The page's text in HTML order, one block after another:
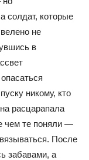
солдат, которые
не
в
никому, кто
расцарапала
чем те поняли —
После
забавами, а